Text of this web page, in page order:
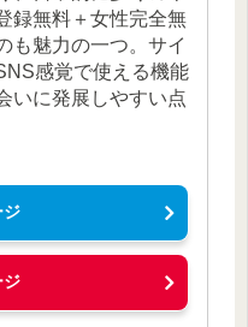
録無料＋女性完全無
も魅力の一つ。サイ
感覚で使える機能
いに発展しやすい点
ジ
ジ